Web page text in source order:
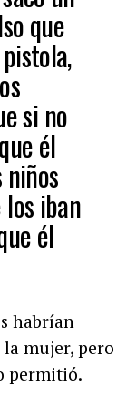
que
si no
él
los iban
él
habrían
mujer, pero
permitió.